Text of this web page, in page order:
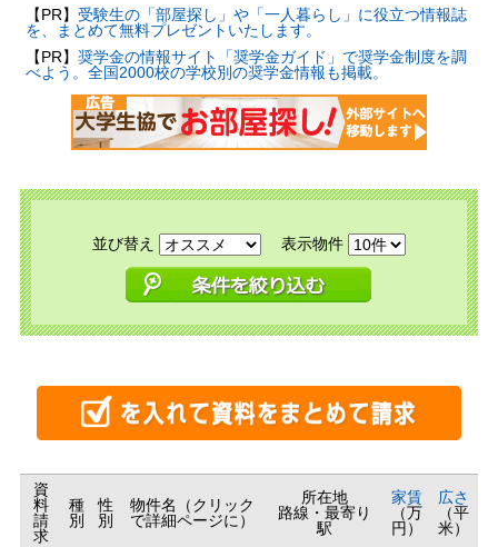
【PR】 受験生の「部屋探し」や「一人暮らし」に役立つ情報誌
を、まとめて無料プレゼントいたします。
【PR】 奨学金の情報サイト「奨学金ガイド」で奨学金制度を調
べよう。全国2000校の学校別の奨学金情報も掲載。
並び替え 表示物件
資
料
請
求
種
別
性
別
物件名（クリック
で詳細ページに）
所在地
路線・最寄り
駅
家賃
（万
円）
広さ
（平
米）